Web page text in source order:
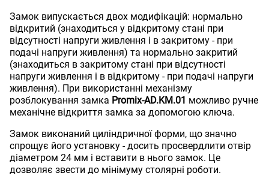
Замок випускається двох модифікацій: нормально
відкритий (знаходиться у відкритому стані при
відсутності напруги живлення і в закритому - при
подачі напруги живлення) та нормально закритий
(знаходиться в закритому стані при відсутності
напруги живлення і в відкритому - при подачі напруги
живлення). При використанні механізму
розблокування замка Promix-AD.KM.01 можливо ручне
механічне відкриття замка за допомогою ключа.
Замок виконаний циліндричної форми, що значно
спрощує його установку - досить просвердлити отвір
діаметром 24 мм і вставити в нього замок. Це
дозволяє звести до мінімуму столярні роботи.